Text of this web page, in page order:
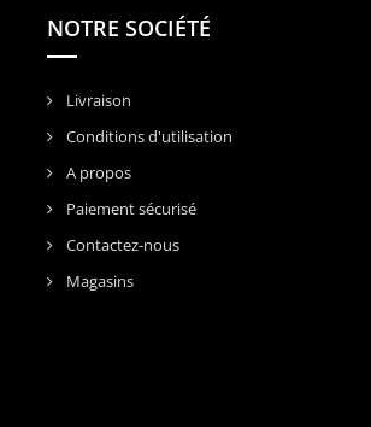
NOTRE SOCIÉTÉ
Livraison
Conditions d'utilisation
A propos
Paiement sécurisé
Contactez-nous
Magasins